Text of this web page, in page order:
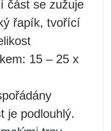
část se zužuje
řapík, tvořící
15 – 25 x
je podlouhlý.